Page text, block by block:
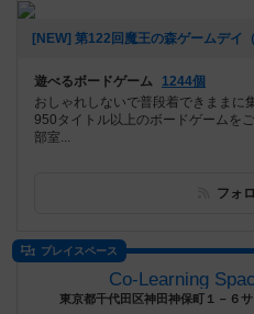
[NEW] 第122回魔王の森ゲームデイ
遊べるボードゲーム
1244個
おしゃれしないで普段着できままに
950タイトル以上のボードゲームを
部室...
フォ
プレイスペース
Co-Learning
東京都千代田区神田神保町１－６